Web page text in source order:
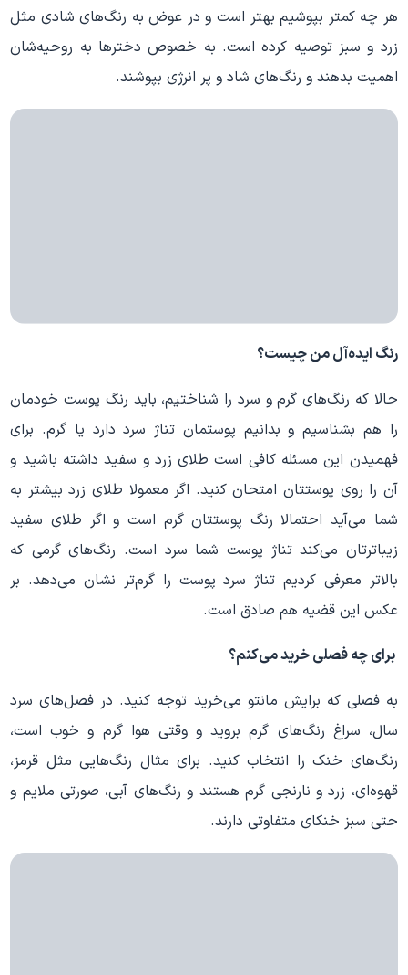
هر چه کمتر بپوشیم بهتر است و در عوض به رنگ‌های شادی مثل
زرد و سبز توصیه کرده است. به خصوص دخترها به روحیه‌شان
اهمیت بدهند و رنگ‌های شاد و پر انرژی بپوشند.
رنگ ایده‌آل من چیست؟
حالا که رنگ‌های گرم و سرد را شناختیم، باید رنگ پوست خودمان
را هم بشناسیم و بدانیم پوستمان تناژ سرد دارد یا گرم. برای
فهمیدن این مسئله کافی است طلای زرد و سفید داشته باشید و
آن را روی پوستتان امتحان کنید. اگر معمولا طلای زرد بیشتر به
شما می‌آید احتمالا رنگ پوستتان گرم است و اگر طلای سفید
زیباترتان می‌کند تناژ پوست شما سرد است. رنگ‌های گرمی که
بالاتر معرفی کردیم تناژ سرد پوست را گرم‌تر نشان می‌دهد. بر
عکس این قضیه هم صادق است.
برای چه فصلی خرید می‌کنم؟
به فصلی که برایش مانتو می‌خرید توجه کنید. در فصل‌های سرد
سال، سراغ رنگ‌های گرم بروید و وقتی هوا گرم و خوب است،
رنگ‌های خنک را انتخاب کنید. برای مثال رنگ‌هایی مثل قرمز،
قهوه‌ای، زرد و نارنجی گرم هستند و رنگ‌های آبی، صورتی ملایم و
حتی سبز خنکای متفاوتی دارند.